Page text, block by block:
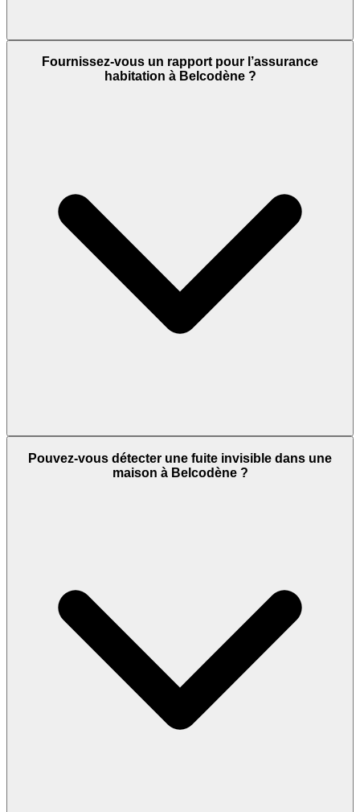
Fournissez-vous un rapport pour l’assurance
habitation à Belcodène ?
Pouvez-vous détecter une fuite invisible dans une
maison à Belcodène ?